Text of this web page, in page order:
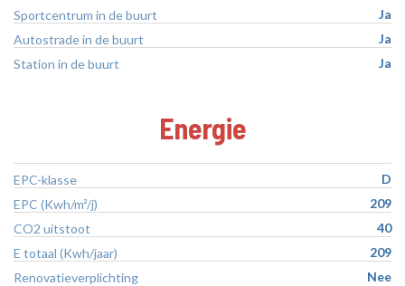
Sportcentrum in de buurt
Ja
Autostrade in de buurt
Ja
Station in de buurt
Ja
Energie
EPC-klasse
D
EPC (Kwh/m²/j)
209
CO2 uitstoot
40
E totaal (Kwh/jaar)
209
Renovatieverplichting
Nee